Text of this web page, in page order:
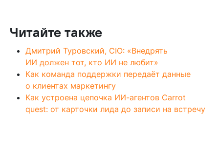
Читайте также
Дмитрий Туровский, CIO: «Внедрять
ИИ должен тот, кто ИИ не любит»
Как команда поддержки передаёт данные
о клиентах маркетингу
Как устроена цепочка ИИ-агентов Carrot
quest: от карточки лида до записи на встречу